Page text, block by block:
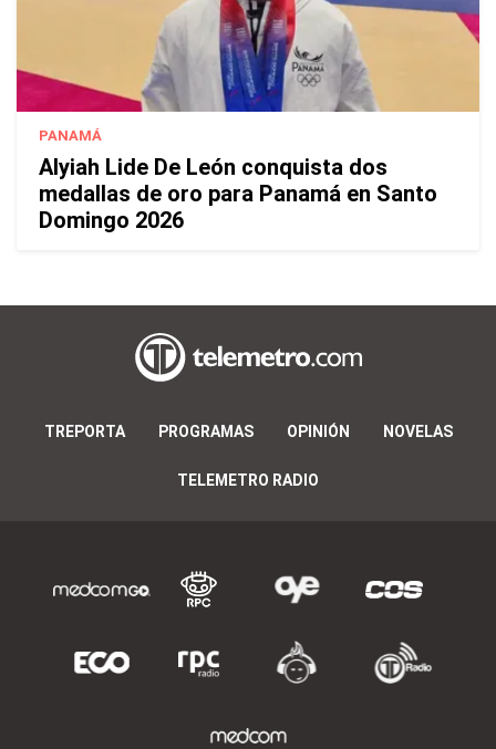
PANAMÁ
Alyiah Lide De León conquista dos
medallas de oro para Panamá en Santo
Domingo 2026
TREPORTA PROGRAMAS OPINIÓN NOVELAS
TELEMETRO RADIO